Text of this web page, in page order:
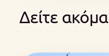
Δείτε ακόμα